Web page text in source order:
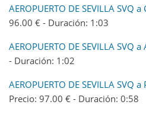
AEROPUERTO DE SEVILLA SVQ a
96.00 € - Duración: 1:03
AEROPUERTO DE SEVILLA SVQ
- Duración: 1:02
AEROPUERTO DE SEVILLA SVQ
Precio: 97.00 € - Duración: 0:58